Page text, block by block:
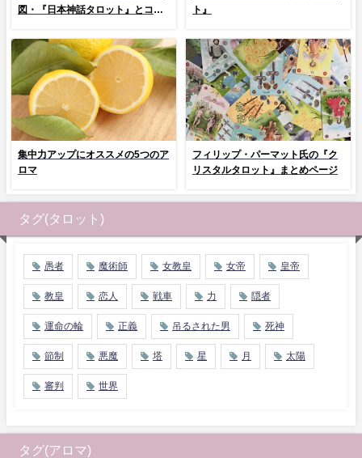
図・『日本神話タロット』とコラ
ト』
集中力アップにオススメの5つのア
ロマ
フィリップ・パーマット氏の『ク
リスタルタロット』まとめページ
タグ(タロット)
愚者 魔術師 女教皇 女帝 皇帝
教皇 恋人 戦車 力 隠者
運命の輪 正義 吊るされた男 死神
節制 悪魔 塔 星 月 太陽
審判 世界
タグ(アロマ)